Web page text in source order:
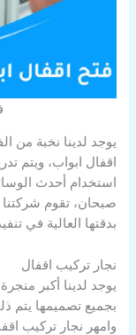
يوجد لدينا نخبة من
اقفال ابواب، ويتم
استخدام أحدث
صبحان، تقوم شركتنا
بدقتها العالية في
نجار تركيب اقفال
يوجد لدينا أكبر
بجميع تصميمها يتم
وامهر نجار تركيب